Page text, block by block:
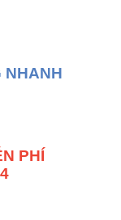
NHANH
PHÍ